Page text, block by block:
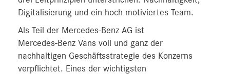
Digitalisierung und ein hoch motiviertes Team.
Als Teil der Mercedes‑Benz AG ist
Mercedes‑Benz Vans voll und ganz der
nachhaltigen Geschäftsstrategie des Konzerns
verpflichtet. Eines der wichtigsten